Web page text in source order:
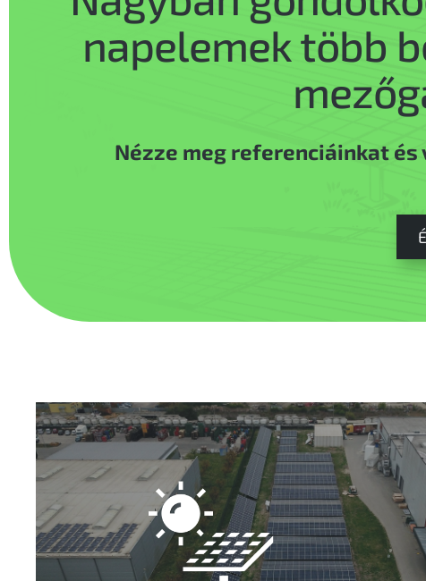
napelemek több
Nézze meg referenciáinkat
Nézze meg a
Kattintson és nézze meg fotóinkat az